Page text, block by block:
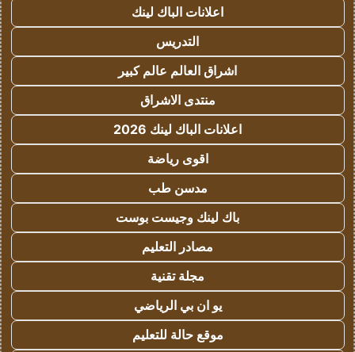
اعلانات الباك لينك
التدريس
اشراق العالم عالم كبير
منتدى الاشراق
اعلانات الباك لينك 2026
اقوى رياضة
مدسن طب
باك لينك وجيست بوست
مصادر التعليم
مجلة تقنية
يو ان بي الرياضي
موقع حالة للتعليم